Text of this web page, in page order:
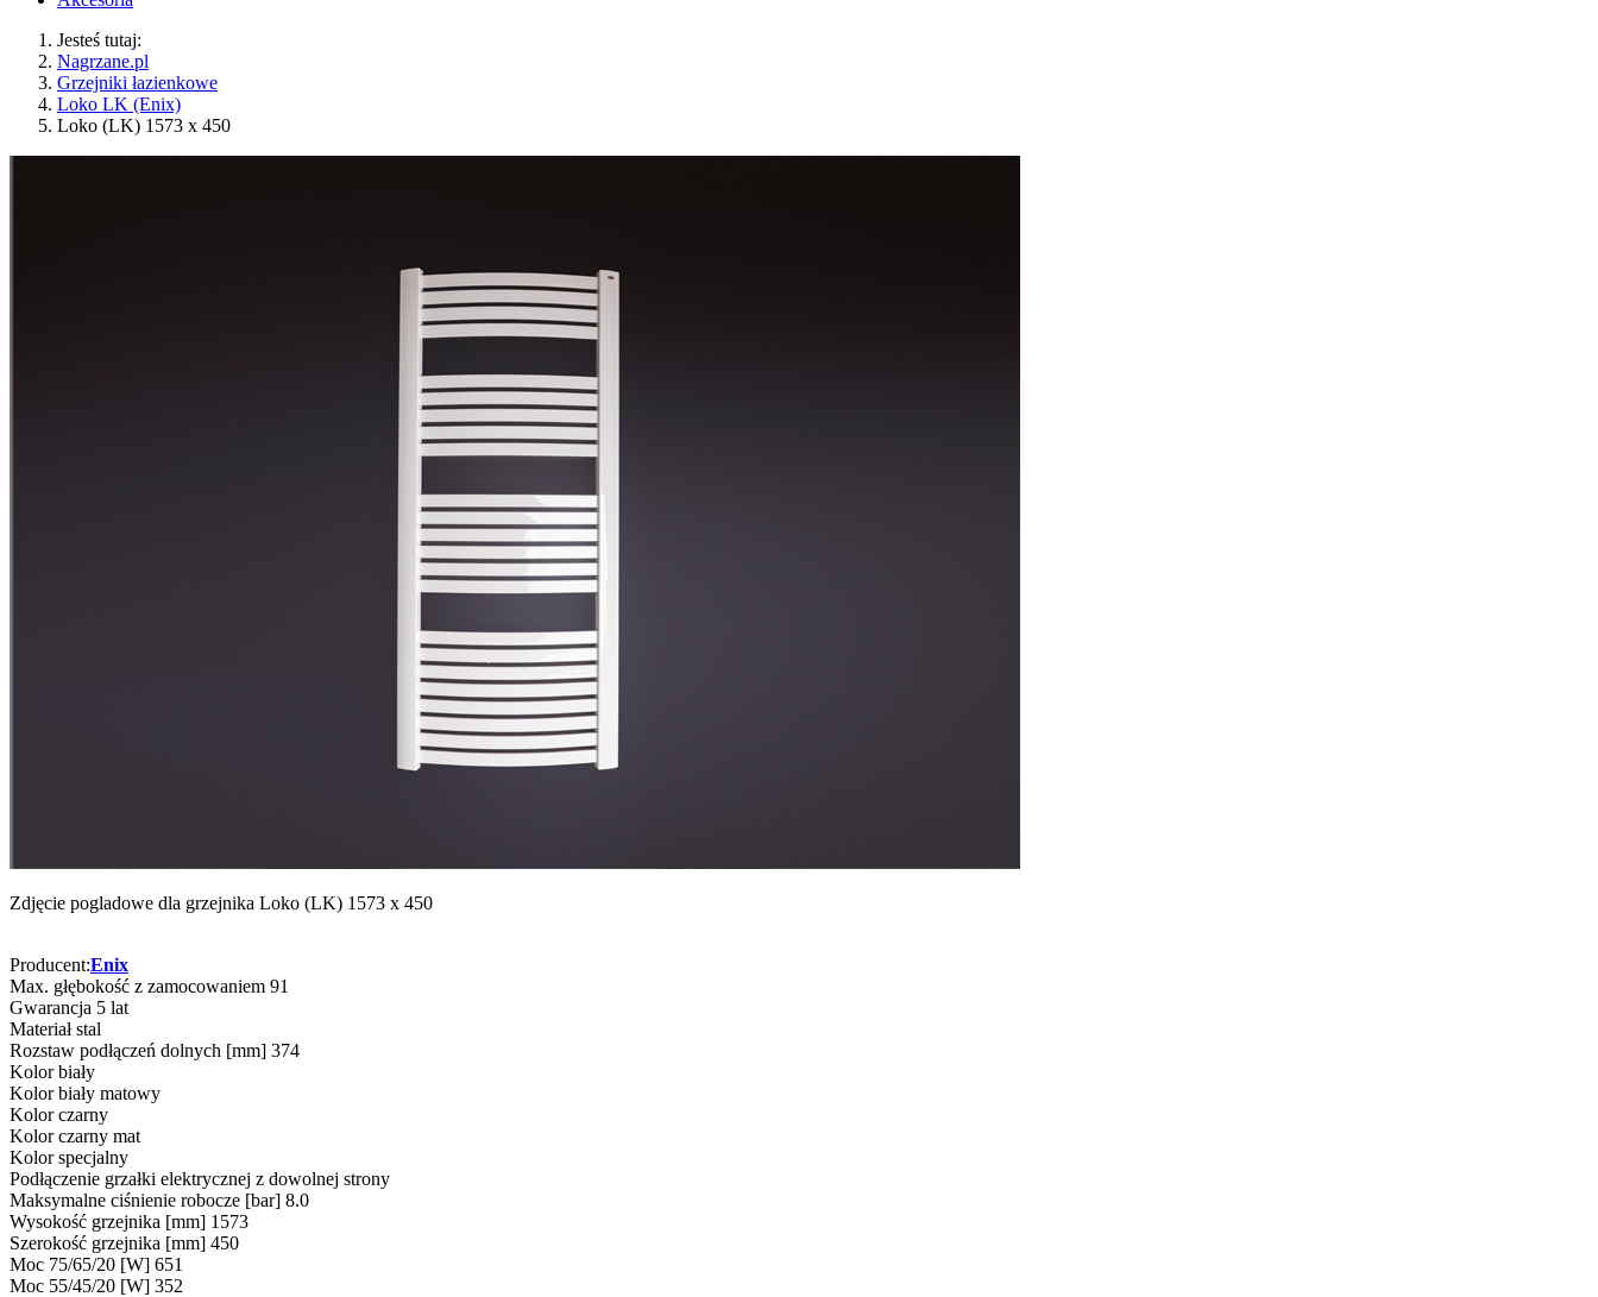
Jesteś tutaj:
Nagrzane.pl
Grzejniki łazienkowe
Loko LK (Enix)
Loko (LK) 1573 x 450
Zdjęcie pogladowe dla grzejnika Loko (LK) 1573 x 450
Producent:Enix
Max. głębokość z zamocowaniem 91
Gwarancja 5 lat
Materiał stal
Rozstaw podłączeń dolnych [mm] 374
Kolor biały
Kolor biały matowy
Kolor czarny
Kolor czarny mat
Kolor specjalny
Podłączenie grzałki elektrycznej z dowolnej strony
Maksymalne ciśnienie robocze [bar] 8.0
Wysokość grzejnika [mm] 1573
Szerokość grzejnika [mm] 450
Moc 75/65/20 [W] 651
Moc 55/45/20 [W] 352